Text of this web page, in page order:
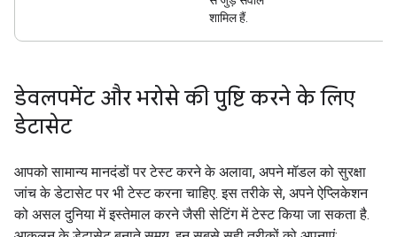
शामिल हैं.
डेवलपमेंट और भरोसे की पुष्टि करने के लिए
डेटासेट
आपको सामान्य मानदंडों पर टेस्ट करने के अलावा, अपने मॉडल को सुरक्षा
जांच के डेटासेट पर भी टेस्ट करना चाहिए. इस तरीके से, अपने ऐप्लिकेशन
को असल दुनिया में इस्तेमाल करने जैसी सेटिंग में टेस्ट किया जा सकता है.